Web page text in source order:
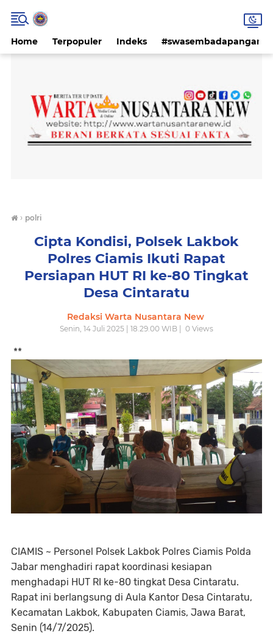
Home Terpopuler Indeks #swasembadapangan
› polri
Cipta Kondisi, Polsek Lakbok
Polres Ciamis Ikuti Rapat
Persiapan HUT RI ke-80 Tingkat
Desa Cintaratu
Redaksi Warta Nusantara New
Senin, 14 Juli 2025 | 18.29.00 WIB | 0 Views
**
CIAMIS ~ Personel Polsek Lakbok Polres Ciamis Polda
Jabar menghadiri rapat koordinasi kesiapan
menghadapi HUT RI ke-80 tingkat Desa Cintaratu.
Rapat ini berlangsung di Aula Kantor Desa Cintaratu,
Kecamatan Lakbok, Kabupaten Ciamis, Jawa Barat,
Senin (14/7/2025).